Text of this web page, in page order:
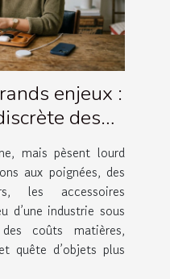
enjeux :
des
mais pèsent lourd
aux poignées, des
les accessoires
d’une industrie sous
coûts matières,
quête d’objets plus